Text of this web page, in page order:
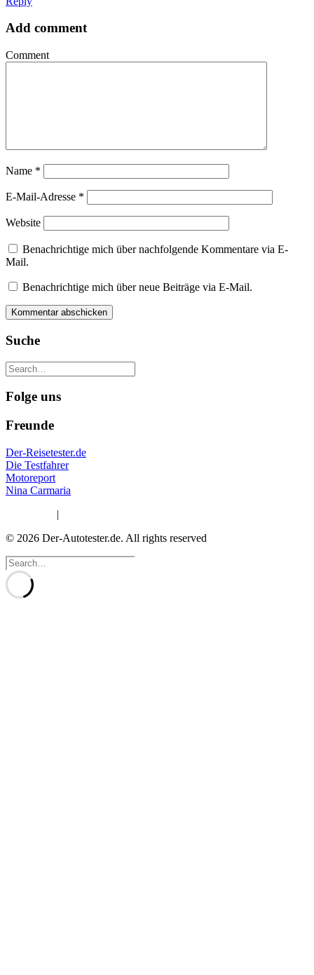
Add comment
Comment
Name *
E-Mail-Adresse *
Website
Benachrichtige mich über nachfolgende Kommentare via E-
Mail.
Benachrichtige mich über neue Beiträge via E-Mail.
Suche
Folge uns
Freunde
Der-Reisetester.de
Die Testfahrer
Motoreport
Nina Carmaria
|
© 2026 Der-Autotester.de. All rights reserved